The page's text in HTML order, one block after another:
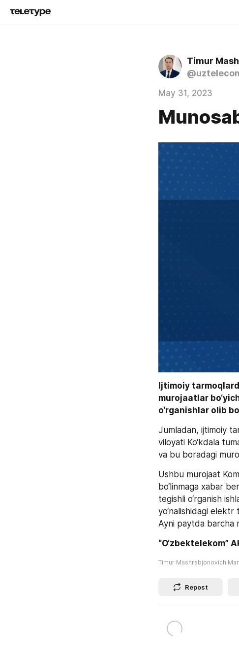
Timur
May 31, 2023
Ijtimoiy
murojaatlar
o‘rganishlar olib
Jumladan, ijtimoiy
viloyati Ko‘kdala
va bu boradagi
Ushbu murojaat
bo‘linmaga xabar
tegishli o‘rganish
yo‘nalishidagi elektr
Ayni paytda barcha
“O‘zbektelekom”
Timur Mashrabjonovich
Repost